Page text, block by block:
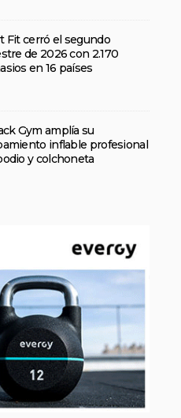
Fit cerró el segundo
de 2026 con 2.170
en 16 países
Gym amplía su
inflable profesional
y colchoneta